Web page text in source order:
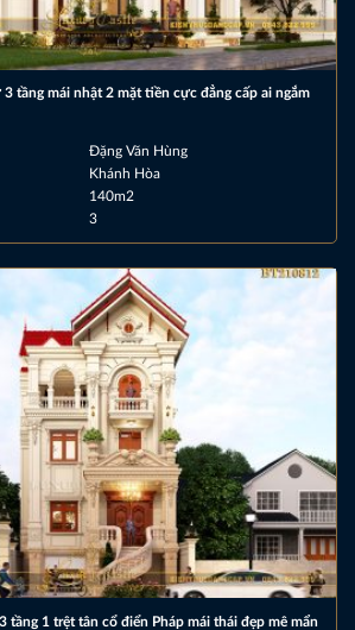
tầng mái nhật 2 mặt tiền cực đẳng cấp ai ngắm
Đặng Văn Hùng
Khánh Hòa
140m2
3
tầng 1 trệt tân cổ điển Pháp mái thái đẹp mê mẩn